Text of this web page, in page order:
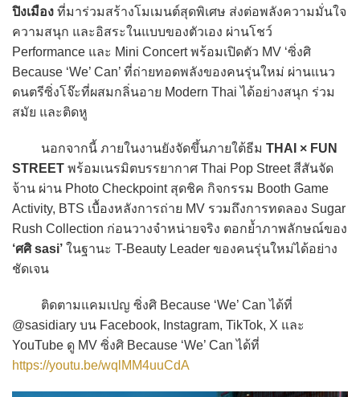
ปิงเมือง ที่มาร่วมสร้างโมเมนต์สุดพิเศษ ส่งต่อพลังความมั่นใจ
ความสนุก และอิสระในแบบของตัวเอง ผ่านโชว์
Performance และ Mini Concert พร้อมเปิดตัว MV ‘ซิ่งศิ
Because ‘We’ Can’ ที่ถ่ายทอดพลังของคนรุ่นใหม่ ผ่านแนว
ดนตรีซิ่งโจ๊ะที่ผสมกลิ่นอาย Modern Thai ได้อย่างสนุก ร่วม
สมัย และติดหู
นอกจากนี้ ภายในงานยังจัดขึ้นภายใต้ธีม THAI × FUN
STREET พร้อมเนรมิตบรรยากาศ Thai Pop Street สีสันจัด
จ้าน ผ่าน Photo Checkpoint สุดชิค กิจกรรม Booth Game
Activity, BTS เบื้องหลังการถ่าย MV รวมถึงการทดลอง Sugar
Rush Collection ก่อนวางจำหน่ายจริง ตอกย้ำภาพลักษณ์ของ
‘ศศิ sasi’ ในฐานะ T-Beauty Leader ของคนรุ่นใหม่ได้อย่าง
ชัดเจน
ติดตามแคมเปญ ซิ่งศิ Because ‘We’ Can ได้ที่
@sasidiary บน Facebook, Instagram, TikTok, X และ
YouTube ดู MV ซิ่งศิ Because ‘We’ Can ได้ที่
https://youtu.be/wqlMM4uuCdA